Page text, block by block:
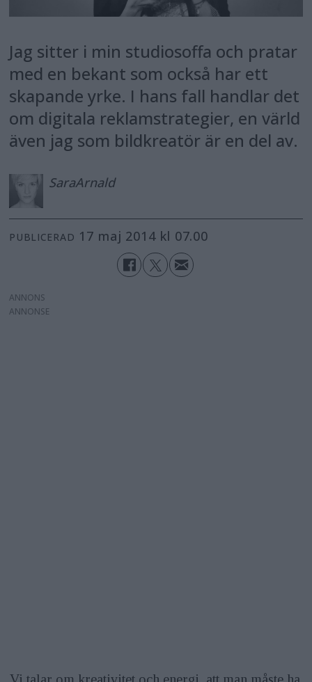
Jag sitter i min studiosoffa och pratar
med en bekant som också har ett
skapande yrke. I hans fall handlar det
om digitala reklamstrategier, en värld
även jag som bildkreatör är en del av.
SaraArnald
PUBLICERAD 17 maj 2014 kl 07.00
ANNONS